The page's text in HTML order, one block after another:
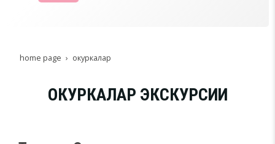
home page окуркалар
ОКУРКАЛАР ЭКСКУРСИИ